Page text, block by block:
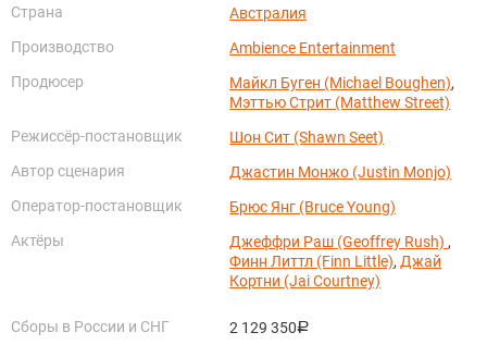
Страна
Австралия
Производство
Ambience Entertainment
Продюсер
Майкл Буген (Michael Boughen),
Мэттью Стрит (Matthew Street)
Режиссёр-постановщик
Шон Сит (Shawn Seet)
Автор сценария
Джастин Монжо (Justin Monjo)
Оператор-постановщик
Брюс Янг (Bruce Young)
Актёры
Джеффри Раш (Geoffrey Rush) ,
Финн Литтл (Finn Little), Джай
Кортни (Jai Courtney)
Сборы в России и СНГ 2 129 350руб.